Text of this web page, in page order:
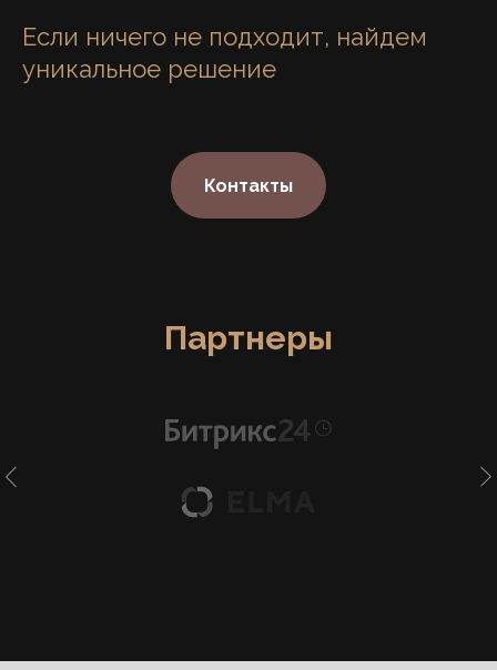
Если ничего не подходит, найдем
уникальное решение
Контакты
Партнеры